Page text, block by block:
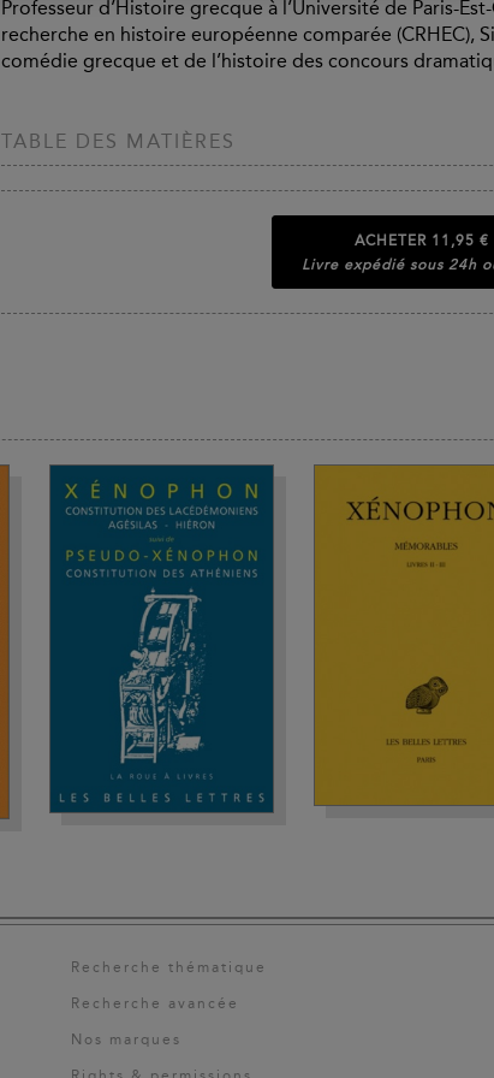
Professeur d’Histoire grecque à l’Université de Paris-
recherche en histoire européenne comparée (CRHEC),
comédie grecque et de l’histoire des concours
TABLE DES MATIÈRES
ACHETER 11,95 €
Livre expédié sous 24h
Recherche thématique
Recherche avancée
Nos marques